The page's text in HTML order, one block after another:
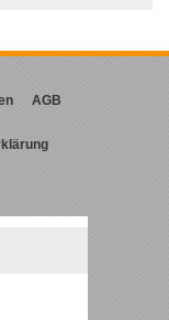
AGB